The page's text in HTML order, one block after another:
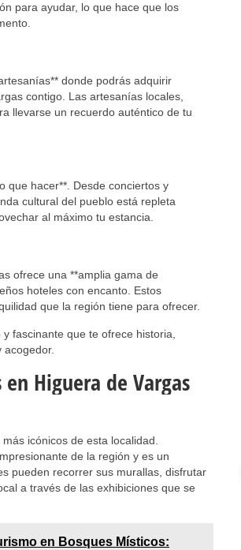
para ayudar, lo que hace que los
donde podrás adquirir
contigo. Las artesanías locales,
llevarse un recuerdo auténtico de tu
que hacer**. Desde conciertos y
cultural del pueblo está repleta
al máximo tu estancia.
ofrece una **amplia gama de
hoteles con encanto. Estos
que la región tiene para ofrecer.
fascinante que te ofrece historia,
Higuera de Vargas
icónicos de esta localidad.
de la región y es un
pueden recorrer sus murallas, disfrutar
a través de las exhibiciones que se
en Bosques Místicos: